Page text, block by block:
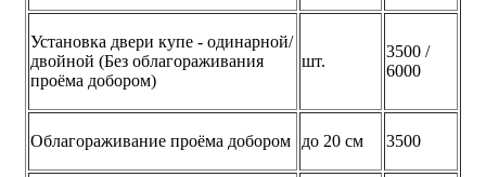
Установка двери купе - одинарной/
двойной (Без облагораживания
проёма добором)
шт.
3500 /
6000
Облагораживание проёма добором до 20 см 3500